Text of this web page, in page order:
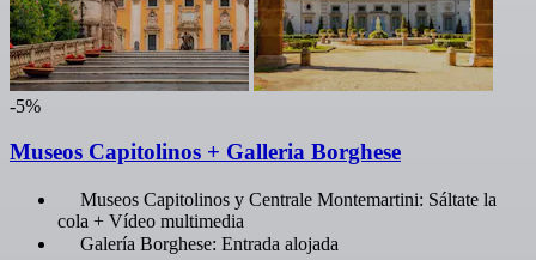
-5%
Museos Capitolinos + Galleria Borghese
Museos Capitolinos y Centrale Montemartini: Sáltate la
cola + Vídeo multimedia
Galería Borghese: Entrada alojada